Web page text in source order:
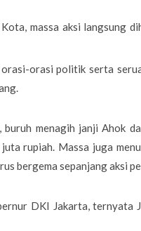
massa aksi langsung
orasi politik serta
menagih janji Ahok
rupiah. Massa juga
bergema sepanjang aksi
DKI Jakarta, ternyata